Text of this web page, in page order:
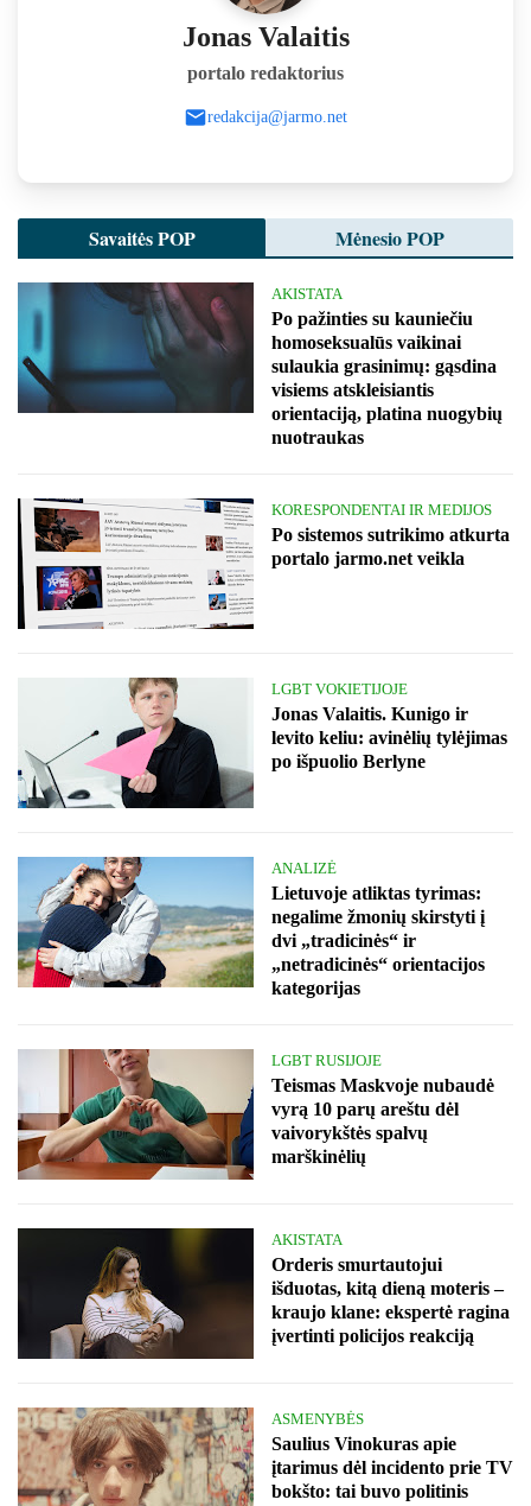
Jonas Valaitis
portalo redaktorius
redakcija@jarmo.net
Savaitės POP Mėnesio POP
AKISTATA
Po pažinties su kauniečiu
homoseksualūs vaikinai
sulaukia grasinimų: gąsdina
visiems atskleisiantis
orientaciją, platina nuogybių
nuotraukas
KORESPONDENTAI IR MEDIJOS
Po sistemos sutrikimo atkurta
portalo jarmo.net veikla
LGBT VOKIETIJOJE
Jonas Valaitis. Kunigo ir
levito keliu: avinėlių tylėjimas
po išpuolio Berlyne
ANALIZĖ
Lietuvoje atliktas tyrimas:
negalime žmonių skirstyti į
dvi „tradicinės“ ir
„netradicinės“ orientacijos
kategorijas
LGBT RUSIJOJE
Teismas Maskvoje nubaudė
vyrą 10 parų areštu dėl
vaivorykštės spalvų
marškinėlių
AKISTATA
Orderis smurtautojui
išduotas, kitą dieną moteris –
kraujo klane: ekspertė ragina
įvertinti policijos reakciją
ASMENYBĖS
Saulius Vinokuras apie
įtarimus dėl incidento prie TV
bokšto: tai buvo politinis